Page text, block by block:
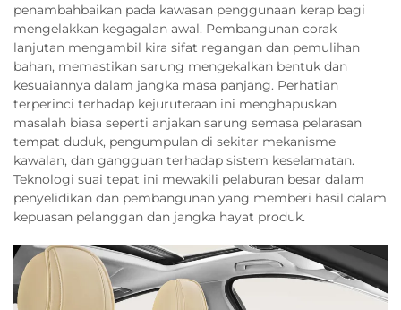
penambahbaikan pada kawasan penggunaan kerap bagi
mengelakkan kegagalan awal. Pembangunan corak
lanjutan mengambil kira sifat regangan dan pemulihan
bahan, memastikan sarung mengekalkan bentuk dan
kesuaiannya dalam jangka masa panjang. Perhatian
terperinci terhadap kejuruteraan ini menghapuskan
masalah biasa seperti anjakan sarung semasa pelarasan
tempat duduk, pengumpulan di sekitar mekanisme
kawalan, dan gangguan terhadap sistem keselamatan.
Teknologi suai tepat ini mewakili pelaburan besar dalam
penyelidikan dan pembangunan yang memberi hasil dalam
kepuasan pelanggan dan jangka hayat produk.